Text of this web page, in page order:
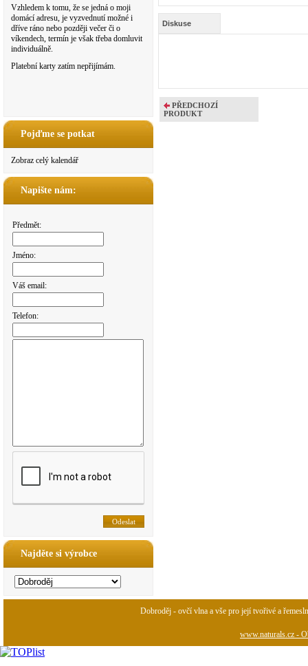
Vzhledem k tomu, že se jedná o moji
domácí adresu, je vyzvednutí možné i
dříve ráno nebo později večer či o
víkendech, termín je však třeba domluvit
individuálně.
Platební karty zatím nepřijímám.
Pojďme se potkat
Zobraz celý kalendář
Napište nám:
Předmět:
Jméno:
Váš email:
Telefon:
Najděte si výrobce
Diskuse
PŘEDCHOZÍ
PRODUKT
Dobroděj - ovčí vlna a vše pro její tvořivé a
www.naturals.cz -